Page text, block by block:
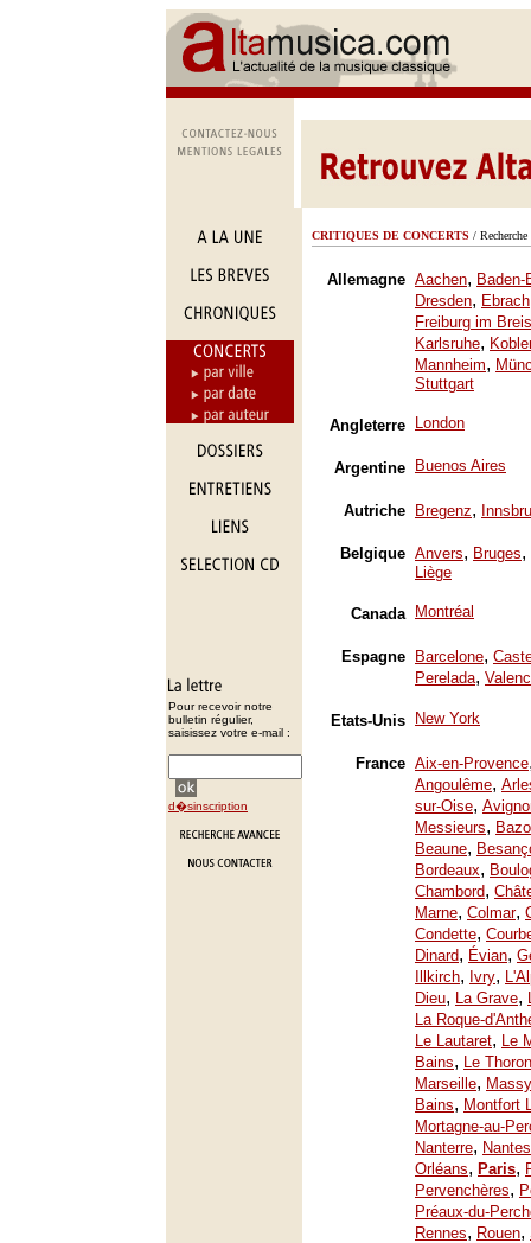
Pour recevoir notre
bulletin régulier,
saisissez votre e-mail :
d�sinscription
CRITIQUES DE CONCERTS /
Allemagne Aachen, Baden-
Dresden, Ebrach
Freiburg im
Karlsruhe,
Mannheim,
Stuttgart
Angleterre London
Argentine Buenos Aires
Autriche Bregenz,
Belgique Anvers, Bruges,
Liège
Canada Montréal
Espagne Barcelone,
Perelada,
Etats-Unis New York
France Aix-en-Provence
Angoulême,
sur-Oise,
Messieurs,
Beaune,
Bordeaux,
Chambord,
Marne, Colmar,
Condette,
Dinard, Évian,
Illkirch, Ivry,
Dieu, La Grave,
La Roque-
Le Lautaret, Le
Bains, Le
Marseille, Massy
Bains, Montfort
Mortagne-au-
Nanterre, Nantes
Orléans, Paris,
Pervenchères,
Préaux-du-
Rennes, Rouen,